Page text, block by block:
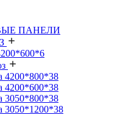
ПАНЕЛИ
4200*800*38
4200*600*38
3050*800*38
3050*1200*38